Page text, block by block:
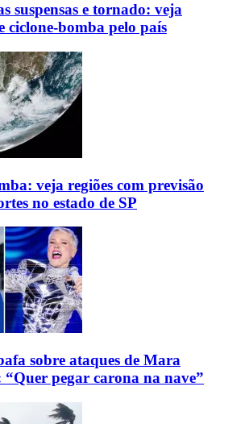
suspensas e tornado: veja
ciclone-bomba pelo país
veja regiões com previsão
no estado de SP
sobre ataques de Mara
pegar carona na nave”